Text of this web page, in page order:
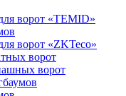
ворот «TEMID»
ворот «ZKTeco»
ворот
ворот